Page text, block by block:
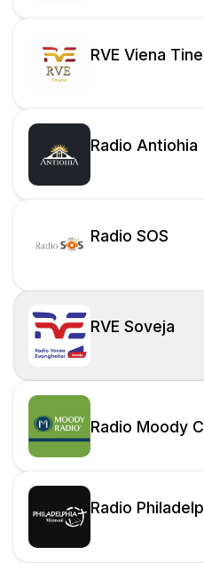
RVE Viena
Radio Antiohia
Radio SOS
RVE Soveja
Radio Moody
Radio